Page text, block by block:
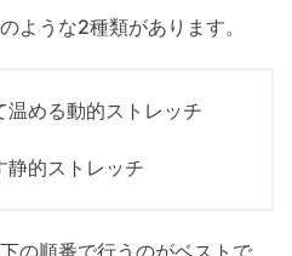
ような2種類があります。
温める動的ストレッチ
静的ストレッチ
の順番で行うのがベストで